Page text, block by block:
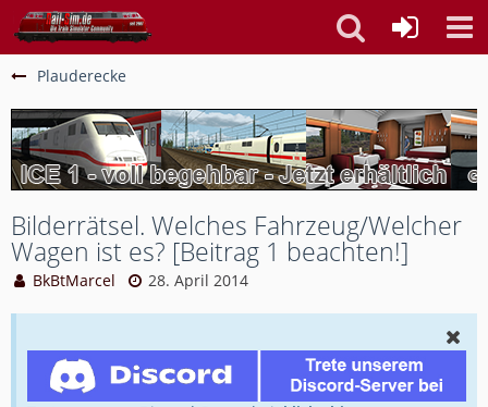
Plauderecke
Bilderrätsel. Welches Fahrzeug/Welcher
Wagen ist es? [Beitrag 1 beachten!]
BkBtMarcel 28. April 2014